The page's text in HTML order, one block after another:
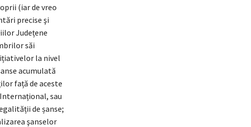
(iar de vreo
precise şi
Județene
săi
la nivel
acumulată
față de aceste
sau
de șanse;
şanselor